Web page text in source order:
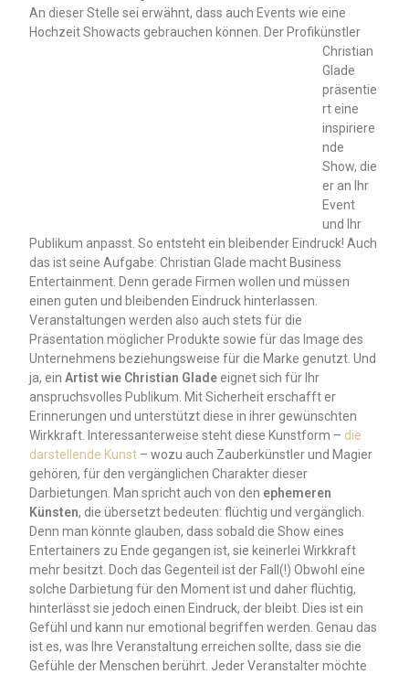
An dieser Stelle sei erwähnt, dass auch Events wie eine
Hochzeit Showacts gebrauchen können. Der Profikünstler
Christian
Glade
präsentie
rt eine
inspiriere
nde
Show, die
er an Ihr
Event
und Ihr
Publikum anpasst. So entsteht ein bleibender Eindruck! Auch
das ist seine Aufgabe: Christian Glade macht Business
Entertainment. Denn gerade Firmen wollen und müssen
einen guten und bleibenden Eindruck hinterlassen.
Veranstaltungen werden also auch stets für die
Präsentation möglicher Produkte sowie für das Image des
Unternehmens beziehungsweise für die Marke genutzt. Und
ja, einArtist wie Christian Gladeeignet sich für Ihr
anspruchsvolles Publikum. Mit Sicherheit erschafft er
Erinnerungen und unterstützt diese in ihrer gewünschten
Wirkkraft. Interessanterweise steht diese Kunstform – die
darstellende Kunst – wozu auch Zauberkünstler und Magier
gehören, für den vergänglichen Charakter dieser
Darbietungen. Man spricht auch von den ephemeren
Künsten, die übersetzt bedeuten: flüchtig und vergänglich.
Denn man könnte glauben, dass sobald die Show eines
Entertainers zu Ende gegangen ist, sie keinerlei Wirkkraft
mehr besitzt. Doch das Gegenteil ist der Fall(!) Obwohl eine
solche Darbietung für den Moment ist und daher flüchtig,
hinterlässt sie jedoch einen Eindruck, der bleibt. Dies ist ein
Gefühl und kann nur emotional begriffen werden. Genau das
ist es, was Ihre Veranstaltung erreichen sollte, dass sie die
Gefühle der Menschen berührt. Jeder Veranstalter möchte